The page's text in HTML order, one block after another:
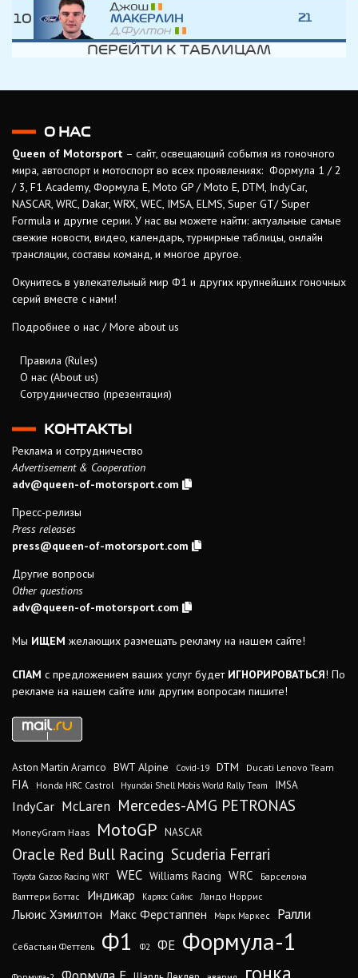
10
Джош
МАКЕРЛИН
Д.Фултон
21
ПЕРЕЙТИ К ТАБЛИЦАМ
О НАС
Queen of Motorsport – сайт, освещающий события из гоночного
мира, автоспорт и мотоспорт во всех проявлениях: Формула 1 / 2
/ 3, F1 Academy, Формула Е, Moto GP / Moto E, DTM, IndyCar,
NASCAR, WRC, Dakar, WRX, WEC, IMSA, ELMS, Super GT/ Super
Formula и другие серии. У нас вы можете найти: актуальные самые
свежие новости, видео, календарь, турнирные таблицы, онлайн
трансляции, составы команд, и многое другое.
Окунитесь в увлекательный мир Ф1 и других крупнейших гоночных
серий вместе с нами!
Подробнее о нас / More about us
Правила (Rules)
О нас (About us)
Сотрудничество (презентация)
КОНТАКТЫ
Реклама и сотрудничество
Advertisement & Cooperation
adv@queen-of-motorsport.com
Пресс-релизы
Press releases
press@queen-of-motorsport.com
Другие вопросы
Other questions
adv@queen-of-motorsport.com
Мы ИЩЕМ желающих размещать рекламу на нашем сайте!
СПАМ с предложением ваших услуг будет ИГНОРИРОВАТЬСЯ! По
рекламе на нашем сайте или другим вопросам пишите!
Aston Martin Aramco BWT Alpine Covid-19 DTM Ducati Lenovo Team
FIA Honda HRC Castrol Hyundai Shell Mobis World Rally Team IMSA
IndyCar McLaren Mercedes-AMG PETRONAS
MoneyGram Haas MotoGP NASCAR
Oracle Red Bull Racing Scuderia Ferrari
Toyota Gazoo Racing WRT WEC Williams Racing WRC
Барселона
Валттери Боттас
Индикар Карлос Сайнс Ландо Норрис
Льюис Хэмилтон Макс Ферстаппен Марк Маркес Ралли
Себастьян Феттель Ф1 Ф2 ФЕ Формула-1